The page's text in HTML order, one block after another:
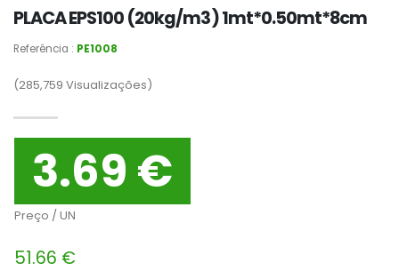
PLACA EPS100 (20kg/m3) 1mt*0.50mt*8cm
Referência : PE1008
(285,759 Visualizações)
3.69 €
Preço / UN
51.66 €